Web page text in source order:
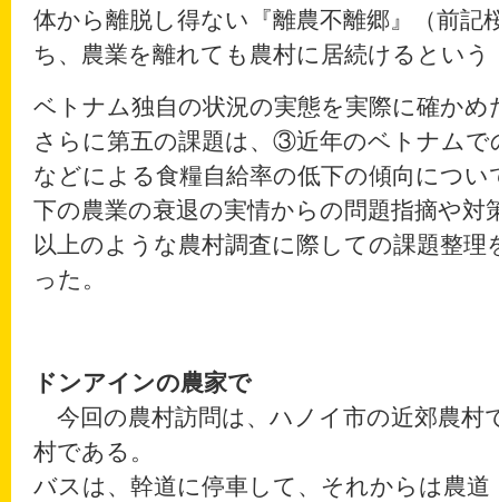
体から離脱し得ない『離農不離郷』（前記
ち、農業を離れても農村に居続けるという
ベトナム独自の状況の実態を実際に確かめ
さらに第五の課題は、③近年のベトナムで
などによる食糧自給率の低下の傾向につい
下の農業の衰退の実情からの問題指摘や対
以上のような農村調査に際しての課題整理
った。
ドンアインの農家で
今回の農村訪問は、ハノイ市の近郊農村
村である。
バスは、幹道に停車して、それからは農